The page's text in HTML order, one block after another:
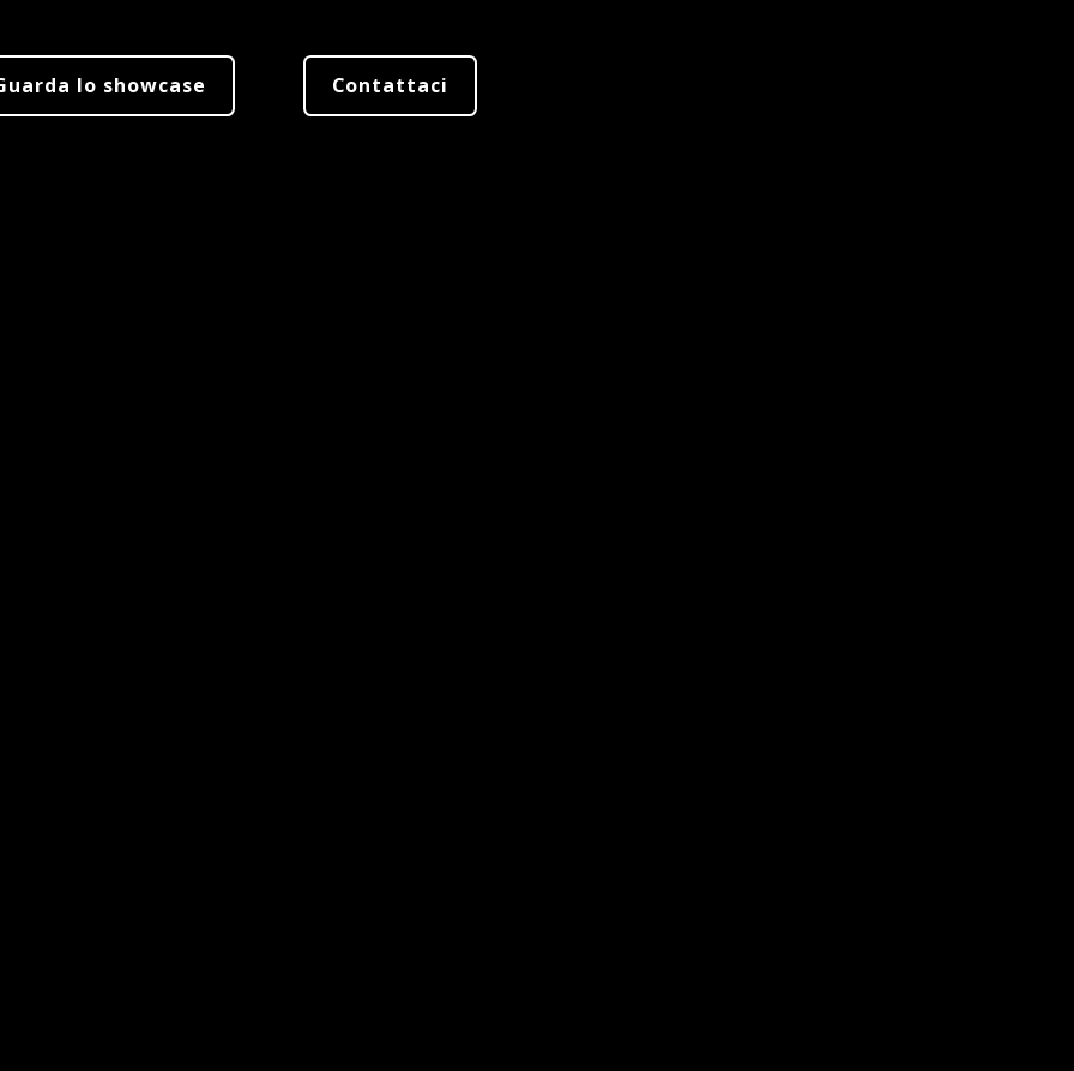
lo showcase Contattaci